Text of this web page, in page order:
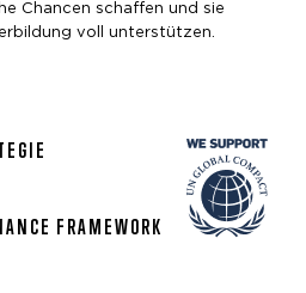
Chancen schaffen und sie
voll unterstützen.
FRAMEWORK